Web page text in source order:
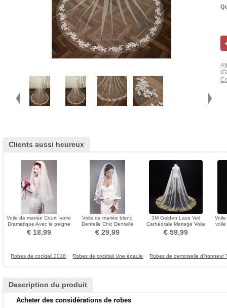
Clients aussi heureux
Voile de mariée Court Ivoire
Dramatique Avec le peigne
Tulle
€ 18,99
Voile de mariée blanc
Dentelle Chic Dentelle
Mariage Automne
€ 29,99
3M Golden Lace Veil
Cathédrale Mariage Voile
Voile de Mariée Accessoires
de Mariage
€ 59,99
Robes de cocktail 2018 Robes de cocktail Une épaule Robes de demoiselle d'honneur
Description du produit
Acheter des considérations de robes